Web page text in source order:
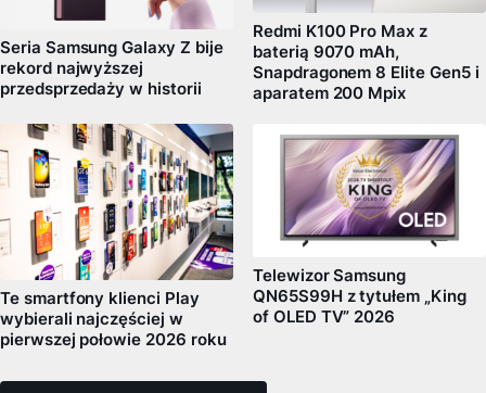
Seria Samsung Galaxy Z bije
rekord najwyższej
przedsprzedaży w historii
Redmi K100 Pro Max z
baterią 9070 mAh,
Snapdragonem 8 Elite Gen5 i
aparatem 200 Mpix
Te smartfony klienci Play
wybierali najczęściej w
pierwszej połowie 2026 roku
Telewizor Samsung
QN65S99H z tytułem „King
of OLED TV” 2026